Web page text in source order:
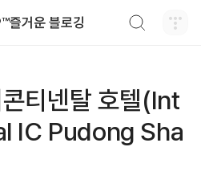
즐거운 블로깅
티넨탈 호텔(Int
IC Pudong Sha